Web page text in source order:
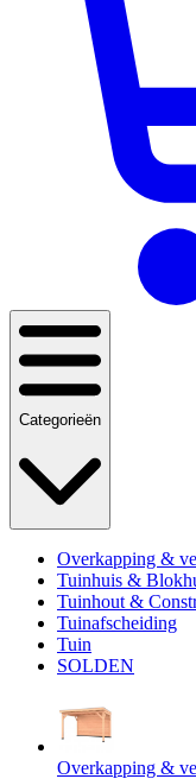
Categorieën
Overkapping &
Tuinhuis &
Tuinhout &
Tuinafscheiding
Tuin
SOLDEN
Overkapping &